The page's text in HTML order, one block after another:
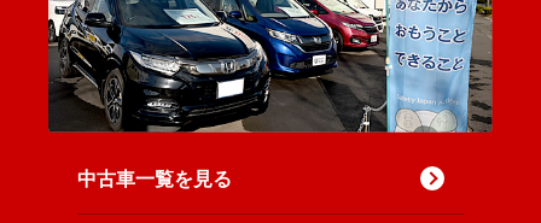
中古車一覧を見る